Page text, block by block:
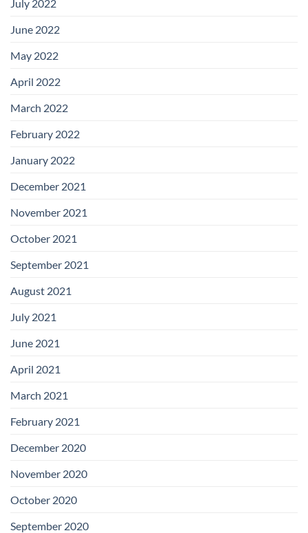
July 2022
June 2022
May 2022
April 2022
March 2022
February 2022
January 2022
December 2021
November 2021
October 2021
September 2021
August 2021
July 2021
June 2021
April 2021
March 2021
February 2021
December 2020
November 2020
October 2020
September 2020